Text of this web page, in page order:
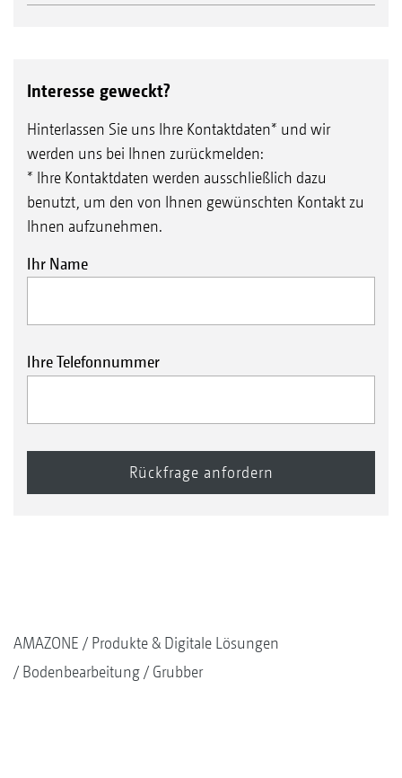
Interesse geweckt?
Hinterlassen Sie uns Ihre Kontaktdaten* und wir
werden uns bei Ihnen zurückmelden:
* Ihre Kontaktdaten werden ausschließlich dazu
benutzt, um den von Ihnen gewünschten Kontakt zu
Ihnen aufzunehmen.
Ihr Name
Ihre Telefonnummer
AMAZONE
Produkte & Digitale Lösungen
Bodenbearbeitung
Grubber